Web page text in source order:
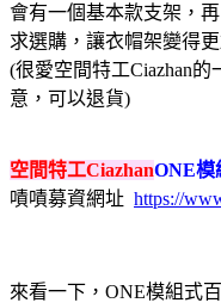
會有一個基本款支架，
求選購，讓衣帽架變得更
(很愛空間特工Ciazhan的
意，可以退貨)
空間特工CiazhanONE模
嘖嘖募資網址 https://
來看一下，ONE模組式